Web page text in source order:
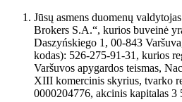
Jūsų asmens duomenų
Brokers S.A.“, kurios buveinė
Daszyńskiego 1, 00-843
kodas): 526-275-91-31, kurios
Varšuvos apygardos teismas,
XIII komercinis skyrius, tvarko
0000204776, akcinis kapitalas